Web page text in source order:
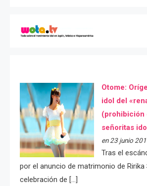
Otome:
idol del
(prohibición
señoritas
en 23 junio
Tras el
por el anuncio de matrimonio de Ririka
celebración de […]